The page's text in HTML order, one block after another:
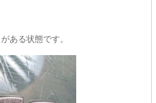
ある状態です。